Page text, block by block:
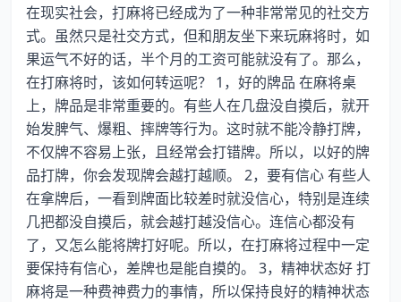
在现实社会，打麻将已经成为了一种非常常见的社交方
式。虽然只是社交方式，但和朋友坐下来玩麻将时，如
果运气不好的话，半个月的工资可能就没有了。那么，
在打麻将时，该如何转运呢？ 1，好的牌品 在麻将桌
上，牌品是非常重要的。有些人在几盘没自摸后，就开
始发脾气、爆粗、摔牌等行为。这时就不能冷静打牌，
不仅牌不容易上张，且经常会打错牌。所以，以好的牌
品打牌，你会发现牌会越打越顺。 2，要有信心 有些人
在拿牌后，一看到牌面比较差时就没信心，特别是连续
几把都没自摸后，就会越打越没信心。连信心都没有
了，又怎么能将牌打好呢。所以，在打麻将过程中一定
要保持有信心，差牌也是能自摸的。 3，精神状态好 打
麻将是一种费神费力的事情，所以保持良好的精神状态